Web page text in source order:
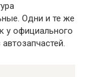
Одни и те же
у официального